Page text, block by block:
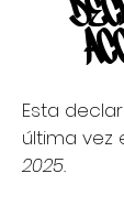
Esta
última vez
2025.